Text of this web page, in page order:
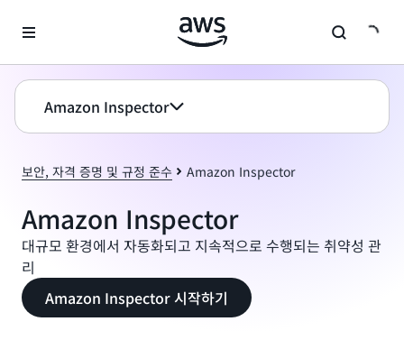
Amazon Inspector
보안, 자격 증명 및 규정 준수 Amazon Inspector
Amazon Inspector
대규모 환경에서 자동화되고 지속적으로 수행되는 취약성 관
리
Amazon Inspector 시작하기